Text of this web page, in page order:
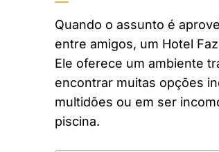
Quando o assunto é
entre amigos, um Hotel
Ele oferece um ambiente
encontrar muitas opções
multidões ou em ser
piscina.